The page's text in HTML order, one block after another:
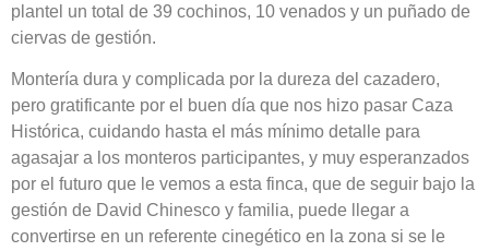
plantel un total de 39 cochinos, 10 venados y un puñado de
ciervas de gestión.
Montería dura y complicada por la dureza del cazadero,
pero gratificante por el buen día que nos hizo pasar Caza
Histórica, cuidando hasta el más mínimo detalle para
agasajar a los monteros participantes, y muy esperanzados
por el futuro que le vemos a esta finca, que de seguir bajo la
gestión de David Chinesco y familia, puede llegar a
convertirse en un referente cinegético en la zona si se le